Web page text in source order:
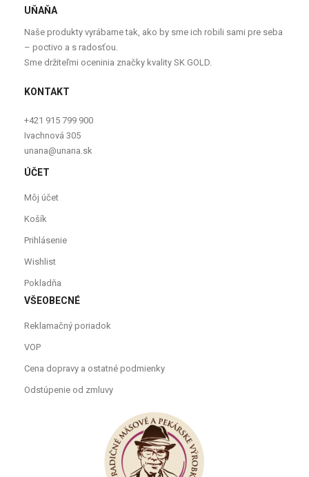
UŇAŇA
Naše produkty vyrábame tak, ako by sme ich robili sami pre seba
– poctivo a s radosťou.
Sme držiteľmi oceninia značky kvality SK GOLD.
KONTAKT
+421 915 799 900
Ivachnová 305
unana@unana.sk
ÚČET
Môj účet
Košík
Prihlásenie
Wishlist
Pokladňa
VŠEOBECNÉ
Reklamačný poriadok
VOP
Cena dopravy a ostatné podmienky
Odstúpenie od zmluvy